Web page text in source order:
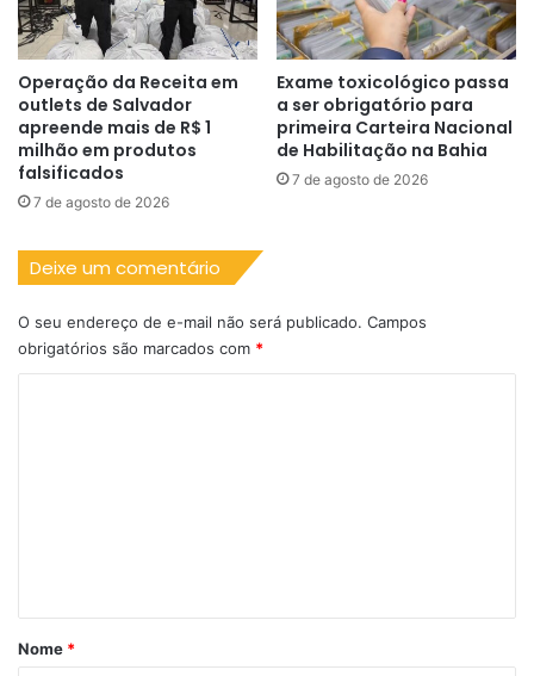
Operação da Receita em
outlets de Salvador
apreende mais de R$ 1
milhão em produtos
falsificados
7 de agosto de 2026
Exame toxicológico passa
a ser obrigatório para
primeira Carteira Nacional
de Habilitação na Bahia
7 de agosto de 2026
Deixe um comentário
O seu endereço de e-mail não será publicado. Campos
obrigatórios são marcados com *
rNome *